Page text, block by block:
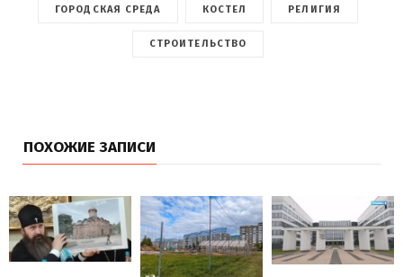
ГОРОДСКАЯ СРЕДА КОСТЕЛ РЕЛИГИЯ
СТРОИТЕЛЬСТВО
ПОХОЖИЕ ЗАПИСИ